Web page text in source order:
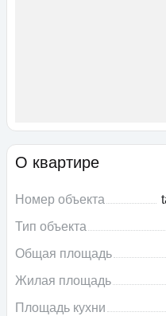
О квартире
Номер объекта
Тип объекта
Общая площадь
Жилая площадь
Площадь кухни